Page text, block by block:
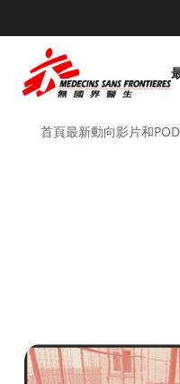
首頁最新動向影片和